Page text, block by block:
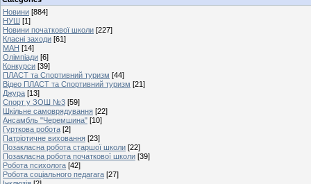
Новини [884]
НУШ [1]
Новини початкової школи [227]
Класні заходи [61]
МАН [14]
Олімпіади [6]
Конкурси [39]
ПЛАСТ та Спортивний туризм [44]
Відео ПЛАСТ та Спортивний туризм [21]
Джура [13]
Спорт у ЗОШ №3 [59]
Шкільне самоврядування [22]
Ансамбль "Черемшина" [10]
Гурткова робота [2]
Патріотичне виховання [23]
Позакласна робота старшої школи [22]
Позакласна робота початкової школи [39]
Робота психолога [42]
Робота соціального педагага [27]